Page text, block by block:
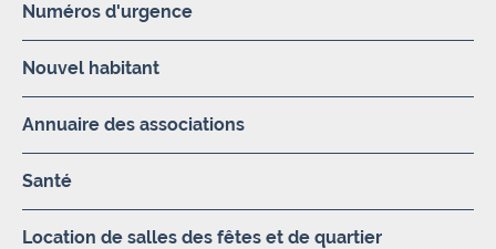
Numéros d'urgence
Nouvel habitant
Annuaire des associations
Santé
Location de salles des fêtes et de quartier